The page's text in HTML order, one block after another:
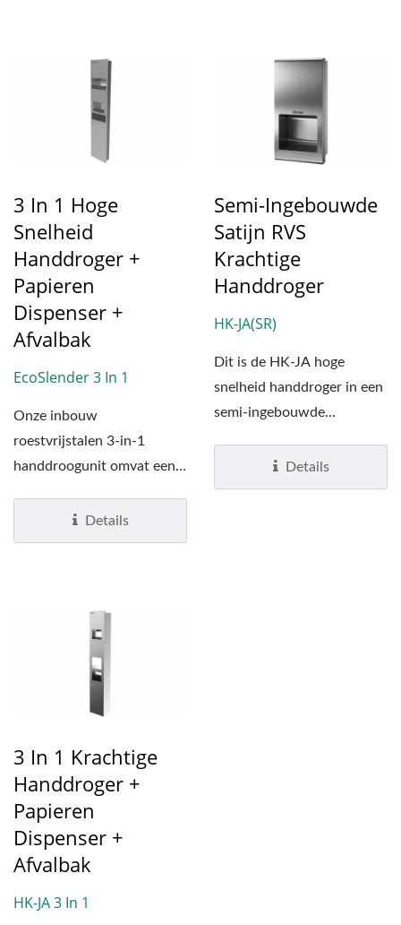
3 In 1 Hoge
Snelheid
Handdroger +
Papieren
Dispenser +
Afvalbak
EcoSlender 3 In 1
Onze inbouw
roestvrijstalen 3-in-1
handdroogunit omvat een
handdoekdispenser,...
Details
Semi-Ingebouwde
Satijn RVS
Krachtige
Handdroger
HK-JA(SR)
Dit is de HK-JA hoge
snelheid handdroger in een
semi-ingebouwde
eenheid...
Details
3 In 1 Krachtige
Handdroger +
Papieren
Dispenser +
Afvalbak
HK-JA 3 In 1